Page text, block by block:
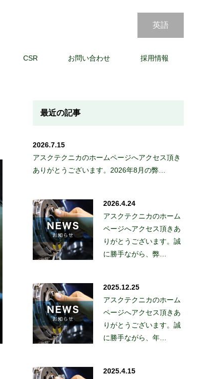
英語
CSR お問い合わせ 採用情報
最近の記事
2026.7.15
アスクテクニカのホームページへアクセス頂き
ありがとうございます。2026年8月の弊…
2026.4.24
アスクテクニカのホーム
ページへアクセス頂きあ
りがとうございます。誠
に勝手ながら、弊…
2025.12.25
アスクテクニカのホーム
ページへアクセス頂きあ
りがとうございます。誠
に勝手ながら、年…
2025.4.15